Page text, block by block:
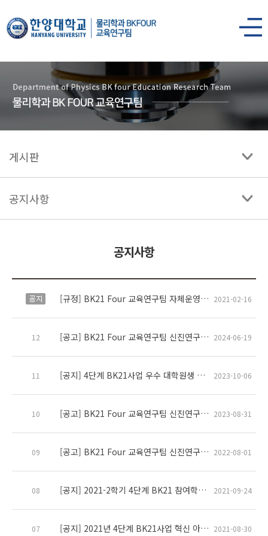
한양대학교
물리학과
게시판
공지사항
공지사항
공지 [규정] BK21 Four 교육연구팀 자체운영 규정 안내 2021-02-16
12 [공고] BK21 Four 교육연구팀 신진연구인력 채용 안내 2024-06-19
11 [공지] 4단계 BK21사업 우수 대학원생 해외연수 지원 안내 2023-10-06
10 [공고] BK21 Four 교육연구팀 신진연구인력 채용 안내 2023-08-31
09 [공고] BK21 Four 교육연구팀 신진연구인력 채용 안내 2022-08-01
08 [공지] 2021-2학기 4단계 BK21 참여학과 대상 대학원생 융합연구 프로그램(HY-BK G3 Program) 안내 2021-09-24
07 [공지] 2021년 4단계 BK21사업 혁신 아이디어 공모 안내 2021-08-30